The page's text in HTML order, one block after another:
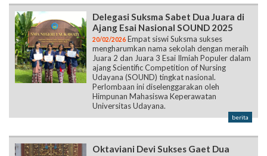
Delegasi Suksma Sabet Dua Juara di
Ajang Esai Nasional SOUND 2025
20/02/2026 Empat siswi Suksma sukses
mengharumkan nama sekolah dengan meraih
Juara 2 dan Juara 3 Esai Ilmiah Populer dalam
ajang Scientific Competition of Nursing
Udayana (SOUND) tingkat nasional.
Perlombaan ini diselenggarakan oleh
Himpunan Mahasiswa Keperawatan
Universitas Udayana.
berita
Oktaviani Devi Sukses Gaet Dua